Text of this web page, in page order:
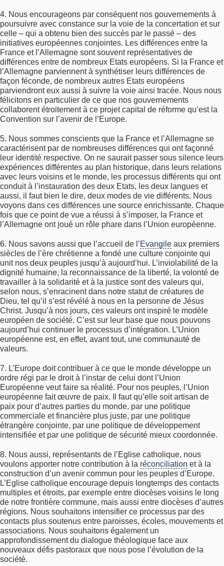
4. Nous encourageons par conséquent nos gouvernements à
poursuivre avec constance sur la voie de la concertation et sur
celle – qui a obtenu bien des succès par le passé – des
initiatives européennes conjointes. Les différences entre la
France et l’Allemagne sont souvent représentatives de
différences entre de nombreux Etats européens. Si la France et
l’Allemagne parviennent à synthétiser leurs différences de
façon féconde, de nombreux autres Etats européens
parviendront eux aussi à suivre la voie ainsi tracée. Nous nous
félicitons en particulier de ce que nos gouvernements
collaborent étroitement à ce projet capital de réforme qu’est la
Convention sur l’avenir de l’Europe.
5. Nous sommes conscients que la France et l’Allemagne se
caractérisent par de nombreuses différences qui ont façonné
leur identité respective. On ne saurait passer sous silence leurs
expériences différentes au plan historique, dans leurs relations
avec leurs voisins et le monde, les processus différents qui ont
conduit à l’instauration des deux Etats, les deux langues et
aussi, il faut bien le dire, deux modes de vie différents. Nous
voyons dans ces différences une source enrichissante. Chaque
fois que ce point de vue a réussi à s’imposer, la France et
l’Allemagne ont joué un rôle phare dans l’Union européenne.
6. Nous savons aussi que l’accueil de l’Evangile aux premiers
siècles de l’ère chrétienne a fondé une culture conjointe qui
unit nos deux peuples jusqu’à aujourd’hui. L’inviolabilité de la
dignité humaine, la reconnaissance de la liberté, la volonté de
travailler à la solidarité et à la justice sont des valeurs qui,
selon nous, s’enracinent dans notre statut de créatures de
Dieu, tel qu’il s’est révélé à nous en la personne de Jésus
Christ. Jusqu’à nos jours, ces valeurs ont inspiré le modèle
européen de société. C’est sur leur base que nous pouvons
aujourd’hui continuer le processus d’intégration. L’Union
européenne est, en effet, avant tout, une communauté de
valeurs.
7. L’Europe doit contribuer à ce que le monde développe un
ordre régi par le droit à l’instar de celui dont l’Union
Européenne veut faire sa réalité. Pour nos peuples, l’Union
européenne fait œuvre de paix. Il faut qu’elle soit artisan de
paix pour d’autres parties du monde, par une politique
commerciale et financière plus juste, par une politique
étrangère conjointe, par une politique de développement
intensifiée et par une politique de sécurité mieux coordonnée.
8. Nous aussi, représentants de l’Eglise catholique, nous
voulons apporter notre contribution à la réconciliation et à la
construction d’un avenir commun pour les peuples d’Europe.
L’Eglise catholique encourage depuis longtemps des contacts
multiples et étroits, par exemple entre diocèses voisins le long
de notre frontière commune, mais aussi entre diocèses d’autres
régions. Nous souhaitons intensifier ce processus par des
contacts plus soutenus entre paroisses, écoles, mouvements et
associations. Nous souhaitons également un
approfondissement du dialogue théologique face aux
nouveaux défis pastoraux que nous pose l’évolution de la
société.